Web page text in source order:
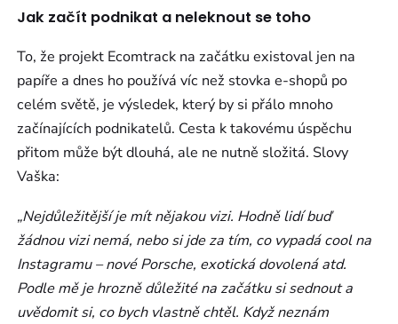
Jak začít podnikat a neleknout se toho
To, že projekt Ecomtrack na začátku existoval jen na
papíře a dnes ho používá víc než stovka e-shopů po
celém světě, je výsledek, který by si přálo mnoho
začínajících podnikatelů. Cesta k takovému úspěchu
přitom může být dlouhá, ale ne nutně složitá. Slovy
Vaška:
„Nejdůležitější je mít nějakou vizi. Hodně lidí buď
žádnou vizi nemá, nebo si jde za tím, co vypadá cool na
Instagramu – nové Porsche, exotická dovolená atd.
Podle mě je hrozně důležité na začátku si sednout a
uvědomit si, co bych vlastně chtěl. Když neznám